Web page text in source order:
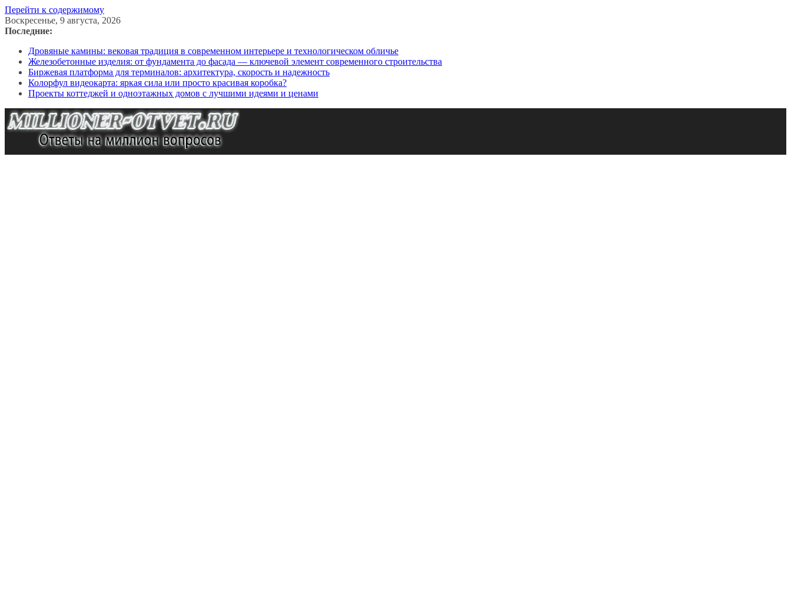
Перейти к содержимому
Воскресенье, 9 августа, 2026
Последние:
Дровяные камины: вековая традиция в современном интерьере и технологическом обличье
Железобетонные изделия: от фундамента до фасада — ключевой элемент современного строительства
Биржевая платформа для терминалов: архитектура, скорость и надежность
Колорфул видеокарта: яркая сила или просто красивая коробка?
Проекты коттеджей и одноэтажных домов с лучшими идеями и ценами